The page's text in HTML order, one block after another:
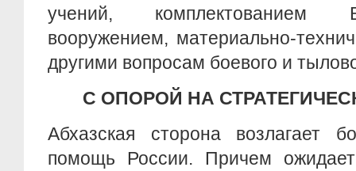
учений, комплектованием
вооружением, материально-
другими вопросам боевого и
С ОПОРОЙ НА
Абхазская сторона возлагает
помощь России. Причем